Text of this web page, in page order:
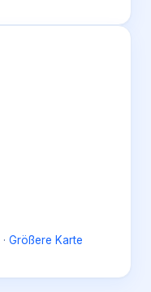
· Größere Karte